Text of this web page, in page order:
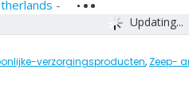
Updating...
-
verzorgingsproducten, Zeep-